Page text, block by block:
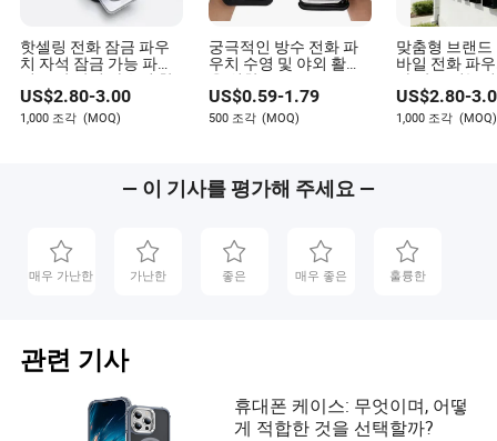
핫셀링 전화 잠금 파우
치 자석 잠금 가능 파우
치 도난 방지 파우치 학
교용 잠금 가능 전화 파
우치
US$2.80-3.00
1,000 조각 (MOQ)
궁극적인 방수 전화 파
우치 수영 및 야외 활동
을 위한
US$0.59-1.79
500 조각 (MOQ)
맞춤형 브랜드
바일 전화 파
라 잠금 기능
대폰 보안 자
학교용
US$2.80-
1,000 조각 (MOQ)
— 이 기사를 평가해 주세요 —
매우 가난한 가난한 좋은 매우 좋은 훌륭한
관련 기사
휴대폰 케이스: 무엇이며, 어떻
게 적합한 것을 선택할까?